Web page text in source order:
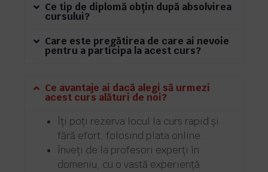
Ce tip de diplomă obțin după absolvirea
cursului?
Care este pregătirea de care ai nevoie
pentru a participa la acest curs?
Ce avantaje ai dacă alegi să urmezi
acest curs alături de noi?
Îți poți rezerva locul la curs rapid și
fără efort, folosind plata online.
Înveți de la profesori experți în
domeniu, cu o vastă experiență